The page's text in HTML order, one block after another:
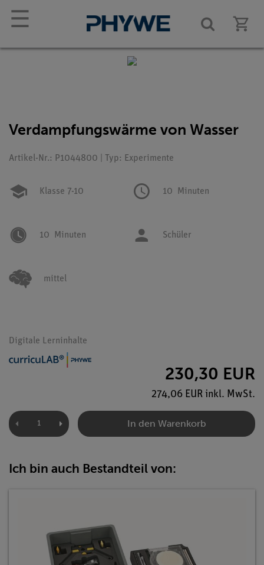
☰
Verdampfungswärme von Wasser
Artikel-Nr.: P1044800 | Typ: Experimente
Klasse 7-10 10 Minuten
10 Minuten Schüler
mittel
Digitale Lerninhalte
230,30 EUR
274,06 EUR inkl. MwSt.
In den Warenkorb
Ich bin auch Bestandteil von: